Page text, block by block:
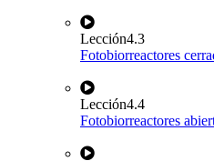
Lección4.3
Fotobiorreactores
Lección4.4
Fotobiorreactores